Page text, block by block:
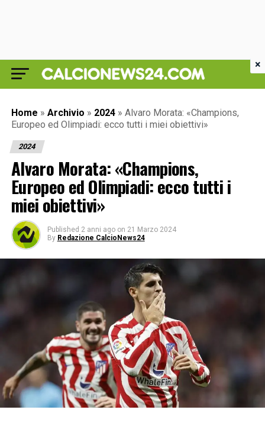
Home » Archivio » 2024 » Alvaro Morata: «Champions,
Europeo ed Olimpiadi: ecco tutti i miei obiettivi»
2024
Alvaro Morata: «Champions,
Europeo ed Olimpiadi: ecco tutti i
miei obiettivi»
Published 2 anni ago on 21 Marzo 2024
By Redazione CalcioNews24
×